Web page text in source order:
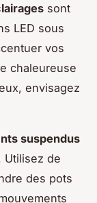
sont
LED sous
vos
chaleureuse
envisagez
suspendus
Utilisez de
des pots